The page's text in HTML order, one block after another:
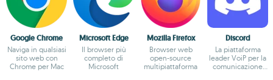
Google Chrome
Naviga in qualsiasi
sito web con
Chrome per Mac
Microsoft Edge
Il browser più
completo di
Microsoft
Mozilla Firefox
Browser web
open-source
multipiattaforma
Discord
La piattaforma
leader VoiP per la
comunicazione